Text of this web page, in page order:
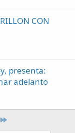
CON
presenta:
adelanto